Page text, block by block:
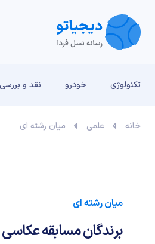
تکنولوژی خودرو نقد و بررسی‌
خانه علمی میان رشته ای
میان رشته ای